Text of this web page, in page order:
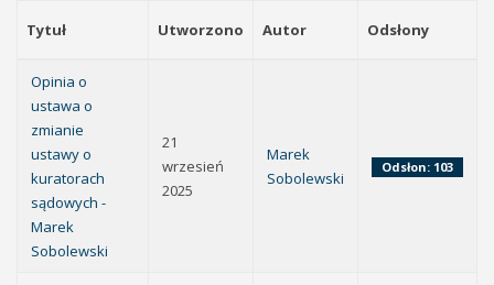
Tytuł Utworzono Autor Odsłony
Opinia o
ustawa o
zmianie
ustawy o
kuratorach
sądowych -
Marek
Sobolewski
21
wrzesień
2025
Marek
Sobolewski
Odsłon: 103